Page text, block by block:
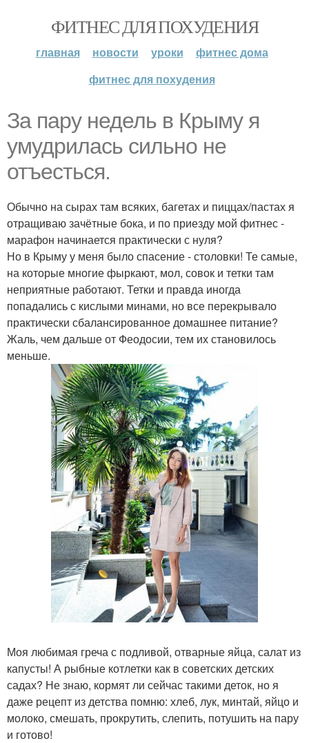
ФИТНЕС ДЛЯ ПОХУДЕНИЯ
главная новости уроки
фитнес дома
фитнес для похудения
За пару недель в Крыму я
умудрилась сильно не
отъесться.
Обычно на сырах там всяких, багетах и пиццах/пастах я
отращиваю зачётные бока, и по приезду мой фитнес -
марафон начинается практически с нуля?
Но в Крыму у меня было спасение - столовки! Те самые,
на которые многие фыркают, мол, совок и тетки там
неприятные работают. Тетки и правда иногда
попадались с кислыми минами, но все перекрывало
практически сбалансированное домашнее питание?
Жаль, чем дальше от Феодосии, тем их становилось
меньше.
Моя любимая греча с подливой, отварные яйца, салат из
капусты! А рыбные котлетки как в советских детских
садах? Не знаю, кормят ли сейчас такими деток, но я
даже рецепт из детства помню: хлеб, лук, минтай, яйцо и
молоко, смешать, прокрутить, слепить, потушить на пару
и готово!